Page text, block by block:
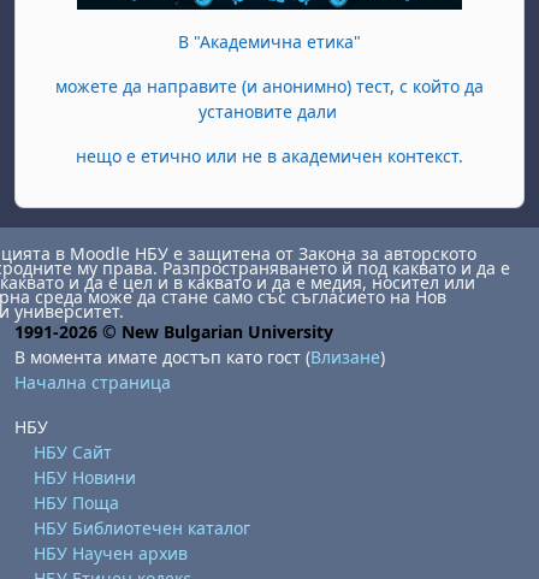
В "Академична етика"
можете да направите (и анонимно) тест, с който да
установите дали
нещо е етично или не в академичен контекст.
в Moodle НБУ е защитена от Закона за авторското
му права. Разпространяването й под каквато и да е
и да е цел и в каквато и да е медия, носител или
среда може да стане само със съгласието на Нов
университет.
1991-2026 © New Bulgarian University
В момента имате достъп като гост (Влизане)
Начална страница
НБУ
НБУ Сайт
НБУ Новини
НБУ Поща
НБУ Библиотечен каталог
НБУ Научен архив